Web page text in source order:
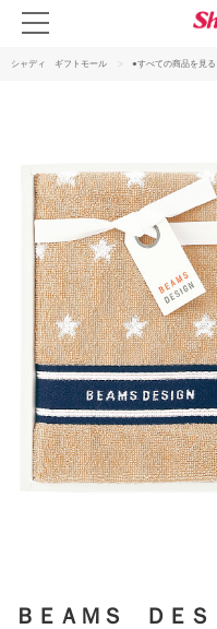
シャディ ギフトモール ●すべての商品を見る
ＢＥＡＭＳ ＤＥ